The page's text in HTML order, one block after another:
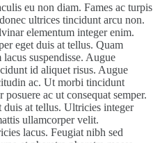
eu non diam. Fames ac turpis
ultrices tincidunt arcu non.
elementum integer enim.
eget duis at tellus. Quam
suspendisse. Augue
id aliquet risus. Augue
ac. Ut morbi tincidunt
ac ut consequat semper.
duis at tellus. Ultricies integer
ullamcorper velit.
lacus. Feugiat nibh sed